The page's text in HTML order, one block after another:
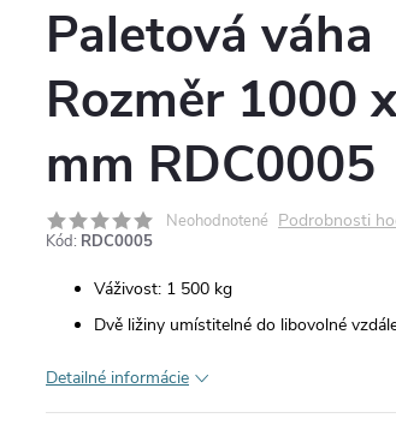
Paletová váha
Rozměr 1000
mm RDC0005
Neohodnotené Podrobnosti
Kód: RDC0005
Váživost: 1 500 kg
Dvě ližiny umístitelné do libovolné
Detailné informácie